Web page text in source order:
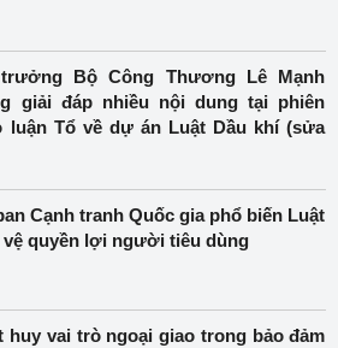
Bộ Công Thương Lê Mạnh
giải đáp nhiều nội dung tại phiên
luận Tổ về dự án Luật Dầu khí (sửa
Cạnh tranh Quốc gia phổ biến Luật
vệ quyền lợi người tiêu dùng
huy vai trò ngoại giao trong bảo đảm